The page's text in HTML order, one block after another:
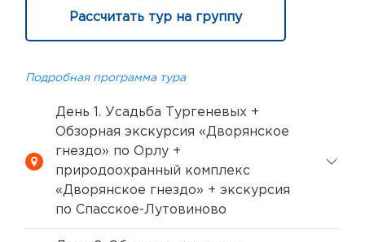
Рассчитать тур на группу
Подробная программа тура
День 1. Усадьба Тургеневых +
Обзорная экскурсия «Дворянское
гнездо» по Орлу +
природоохранный комплекс
«Дворянское гнездо» + экскурсия
по Спасское-Лутовиново